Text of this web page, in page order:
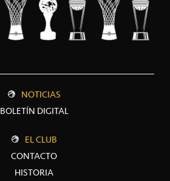
NOTICIAS
BOLETÍN DIGITAL
EL CLUB
CONTACTO
HISTORIA